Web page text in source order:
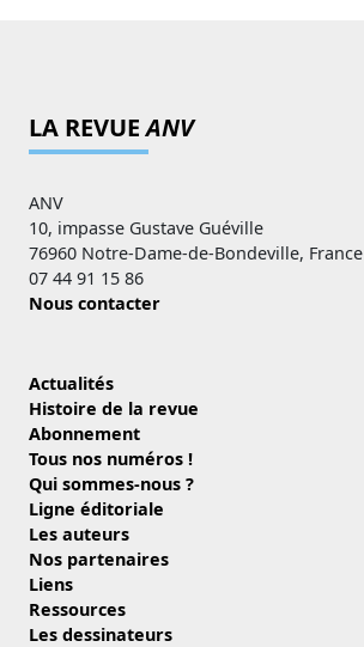
LA REVUEANV
ANV
10, impasse Gustave Guéville
76960 Notre-Dame-de-Bondeville, France
07 44 91 15 86
Nous contacter
Actualités
Histoire de la revue
Abonnement
Tous nos numéros !
Qui sommes-nous ?
Ligne éditoriale
Les auteurs
Nos partenaires
Liens
Ressources
Les dessinateurs